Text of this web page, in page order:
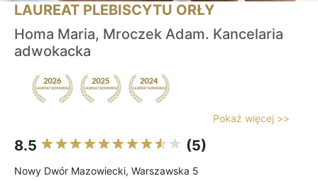
LAUREAT PLEBISCYTU ORŁY
Homa Maria, Mroczek Adam. Kancelaria
adwokacka
Pokaż więcej >>
8.5 (5)
Nowy Dwór Mazowiecki, Warszawska 5